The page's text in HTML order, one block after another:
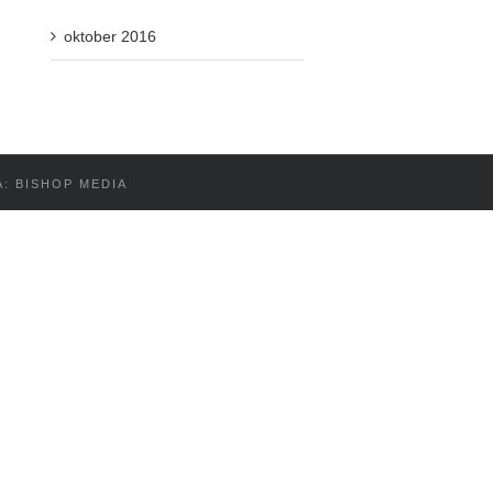
oktober 2016
BISHOP MEDIA